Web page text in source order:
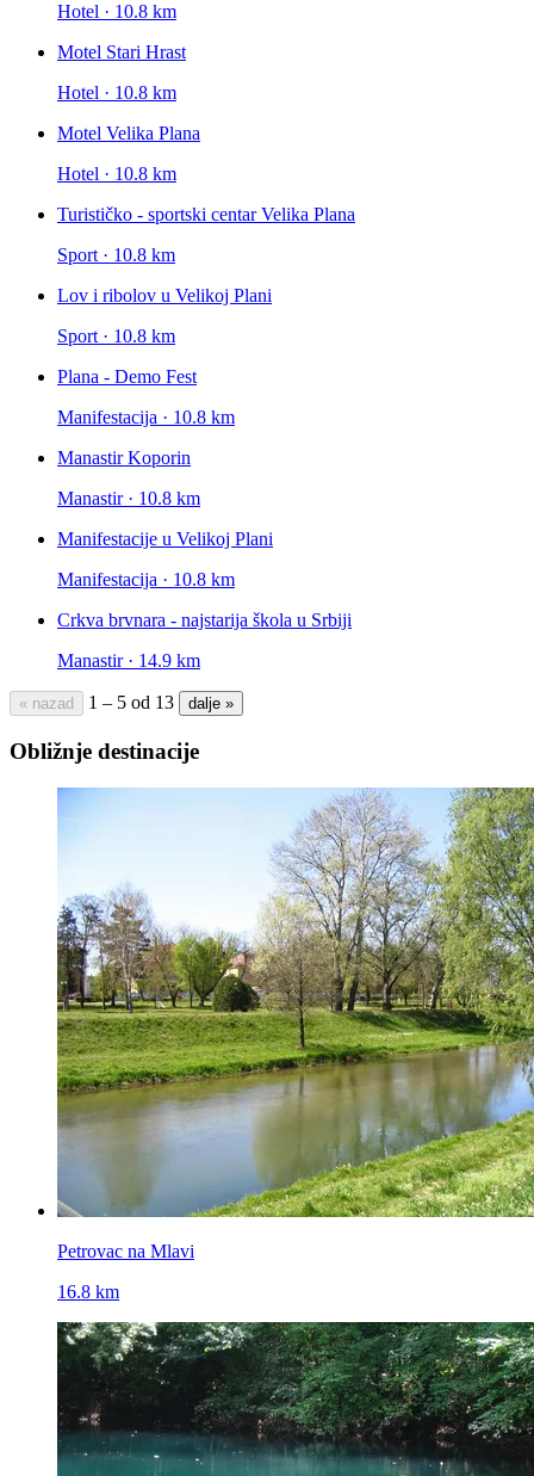
Hotel · 10.8 km
Motel Stari Hrast
Hotel · 10.8 km
Motel Velika Plana
Hotel · 10.8 km
Turističko - sportski centar Velika Plana
Sport · 10.8 km
Lov i ribolov u Velikoj Plani
Sport · 10.8 km
Plana - Demo Fest
Manifestacija · 10.8 km
Manastir Koporin
Manastir · 10.8 km
Manifestacije u Velikoj Plani
Manifestacija · 10.8 km
Crkva brvnara - najstarija škola u Srbiji
Manastir · 14.9 km
« nazad 1 – 5 od 13 dalje »
Obližnje destinacije
Petrovac na Mlavi
16.8 km